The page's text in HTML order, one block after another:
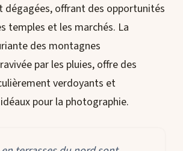
dégagées, offrant des opportunités
temples et les marchés. La
des montagnes
par les pluies, offre des
verdoyants et
pour la photographie.